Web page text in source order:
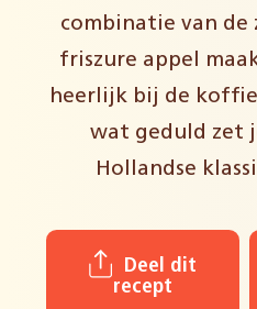
combinatie van de
friszure appel
heerlijk bij de
wat geduld zet
Hollandse
recept